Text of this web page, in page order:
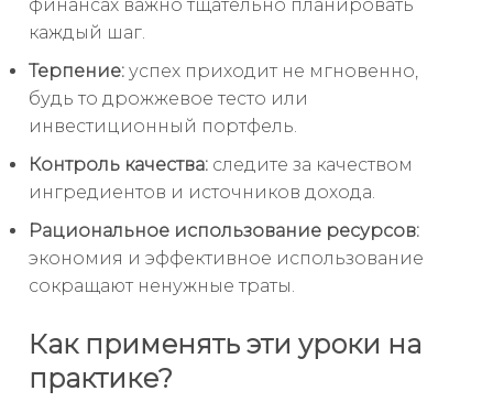
финансах важно тщательно планировать
каждый шаг.
Терпение: успех приходит не мгновенно,
будь то дрожжевое тесто или
инвестиционный портфель.
Контроль качества: следите за качеством
ингредиентов и источников дохода.
Рациональное использование ресурсов:
экономия и эффективное использование
сокращают ненужные траты.
Как применять эти уроки на
практике?